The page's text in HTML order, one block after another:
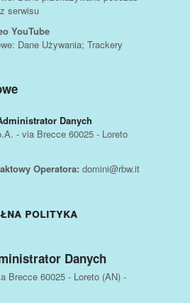
serwisu
YouTube
Dane Używania; Trackery
Danych
- via Brecce 60025 - Loreto
Operatora: domini@rbw.it
polityka
Danych
Brecce 60025 - Loreto (AN) -